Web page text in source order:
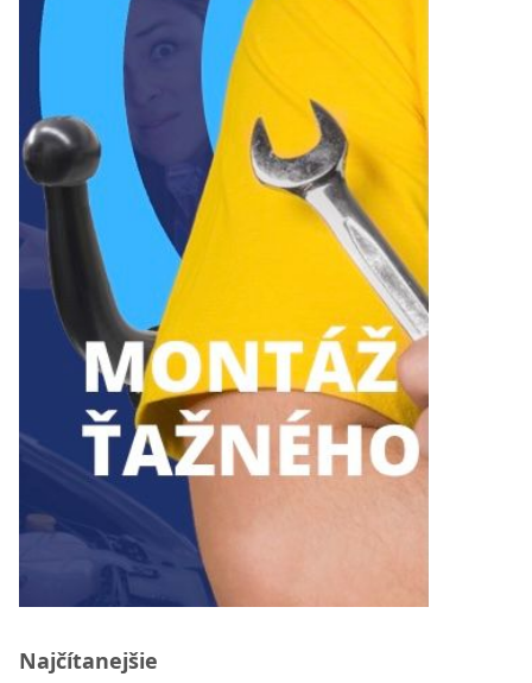
Najčítanejšie